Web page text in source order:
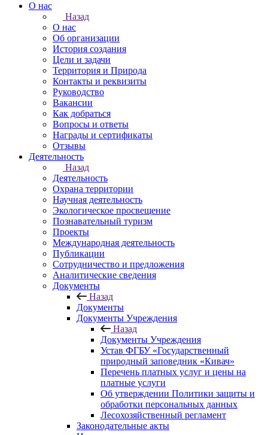
О нас
Назад
О нас
Об организации
История создания
Цели и задачи
Территория и Природа
Контакты и реквизиты
Руководство
Вакансии
Как добраться
Вопросы и ответы
Награды и сертификаты
Отзывы
Деятельность
Назад
Деятельность
Охрана территории
Научная деятельность
Экологическое просвещение
Познавательный туризм
Проекты
Международная деятельность
Публикации
Сотрудничество и предложения
Аналитические сведения
Документы
Назад
Документы
Документы Учреждения
Назад
Документы Учреждения
Устав ФГБУ «Государственный
природный заповедник «Кивач»
Перечень платных услуг и цены на
платные услуги
Об утверждении Политики защиты и
обработки персональных данных
Лесохозяйственный регламент
Законодательные акты